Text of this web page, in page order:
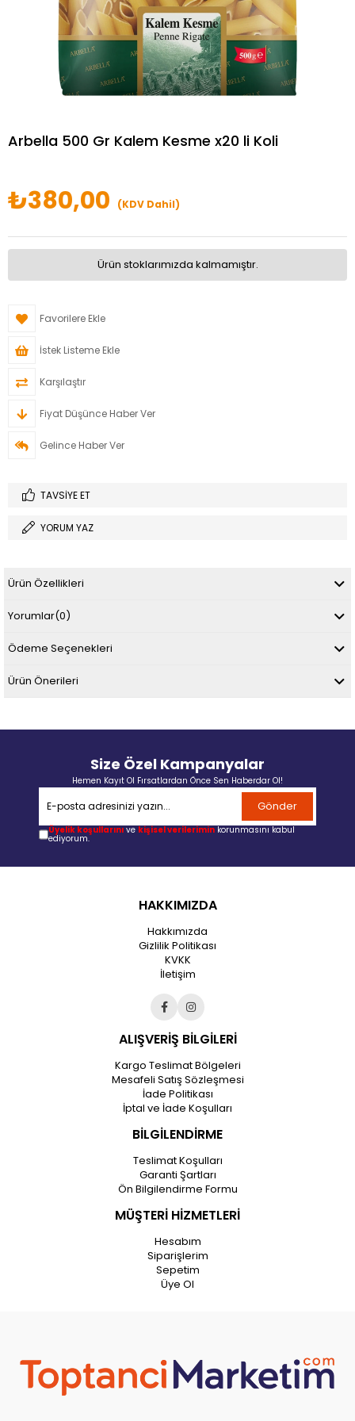
Arbella 500 Gr Kalem Kesme x20 li Koli
₺380,00 (KDV Dahil)
Ürün stoklarımızda kalmamıştır.
Favorilere Ekle
İstek Listeme Ekle
Karşılaştır
Fiyat Düşünce Haber Ver
Gelince Haber Ver
TAVSIYE ET
YORUM YAZ
Ürün Özellikleri
Yorumlar(0)
Ödeme Seçenekleri
Ürün Önerileri
Size Özel Kampanyalar
Hemen Kayıt Ol Fırsatlardan Önce Sen Haberdar Ol!
Gönder
Üyelik koşullarını ve kişisel verilerimin korunmasını kabul
ediyorum.
HAKKIMIZDA
Hakkımızda
Gizlilik Politikası
KVKK
İletişim
ALIŞVERİŞ BİLGİLERİ
Kargo Teslimat Bölgeleri
Mesafeli Satış Sözleşmesi
İade Politikası
İptal ve İade Koşulları
BİLGİLENDİRME
Teslimat Koşulları
Garanti Şartları
Ön Bilgilendirme Formu
MÜŞTERİ HİZMETLERİ
Hesabım
Siparişlerim
Sepetim
Üye Ol